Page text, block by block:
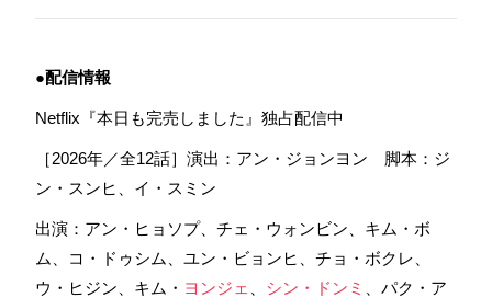
●配信情報
Netflix『本日も完売しました』独占配信中
［2026年／全12話］演出：アン・ジョンヨン 脚本：ジ
ン・スンヒ、イ・スミン
出演：アン・ヒョソプ、チェ・ウォンビン、キム・ボ
ム、コ・ドゥシム、ユン・ビョンヒ、チョ・ボクレ、
ウ・ヒジン、キム・ ヨンジェ シン・ドンミ
、パク・ア